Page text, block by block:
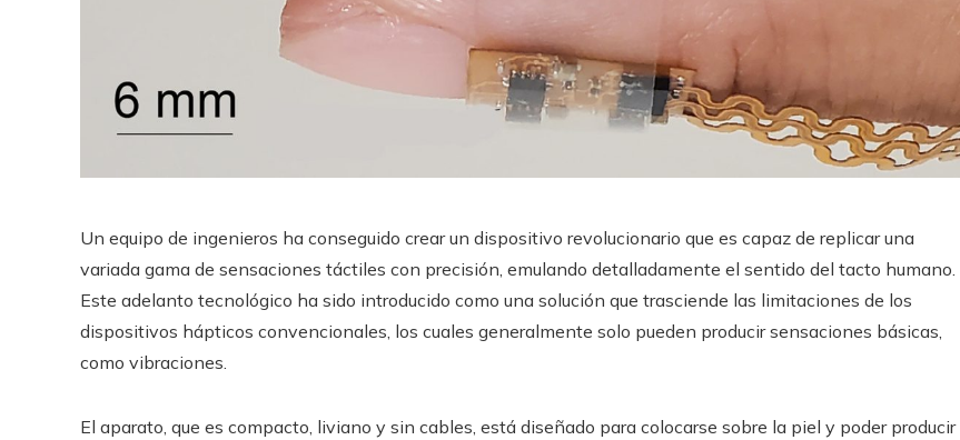
Un equipo de ingenieros ha conseguido crear un dispositivo revolucionario que es capaz de replicar una
variada gama de sensaciones táctiles con precisión, emulando detalladamente el sentido del tacto humano.
Este adelanto tecnológico ha sido introducido como una solución que trasciende las limitaciones de los
dispositivos hápticos convencionales, los cuales generalmente solo pueden producir sensaciones básicas,
como vibraciones.
El aparato, que es compacto, liviano y sin cables, está diseñado para colocarse sobre la piel y poder producir